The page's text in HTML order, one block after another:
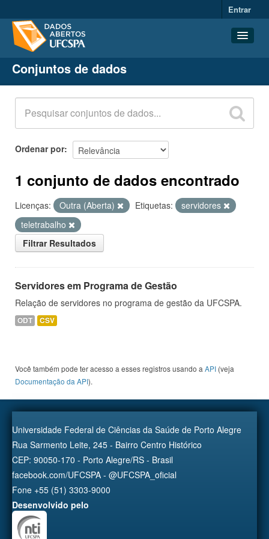
Entrar
Conjuntos de dados
Organizações
Grupos
Sobre
Conjuntos de dados
Ordenar por
1 conjunto de dados encontrado
Licenças: Outra (Aberta) Etiquetas:
servidores
teletrabalho
Filtrar Resultados
Servidores em Programa de Gestão
Relação de servidores no programa de gestão da UFCSPA.
ODT CSV
Você também pode ter acesso a esses registros usando a API (veja
Documentação da API).
Universidade Federal de Ciências da Saúde de Porto Alegre
Rua Sarmento Leite, 245 - Bairro Centro Histórico
CEP: 90050-170 - Porto Alegre/RS - Brasil
facebook.com/UFCSPA - @UFCSPA_oficial
Fone +55 (51) 3303-9000
Desenvolvido pelo